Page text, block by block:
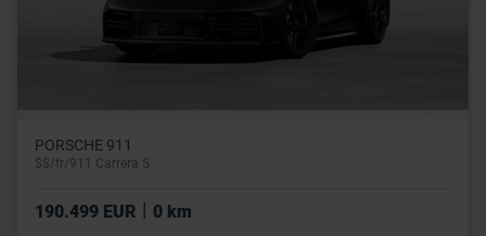
PORSCHE 911
$$/fr/911 Carrera S
190.499 EUR 0 km